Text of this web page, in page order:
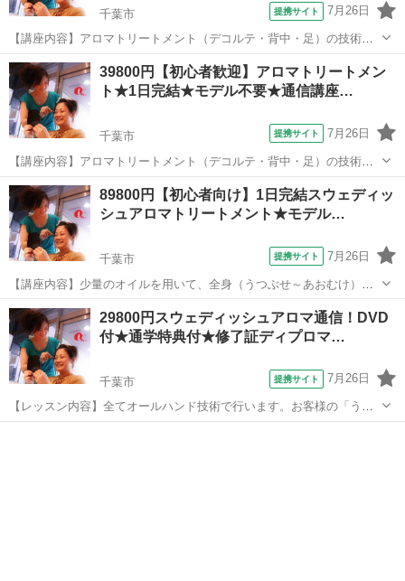
千葉市 提携サイト 7月26日
【講座内容】アロマトリートメント（デコルテ・背中・足）の技術を1
日完結３時間マンツーマンレッスンで学習できます。実技中心です
が、トラブル回避の為、学科も行います。モデルさん不要なので、お
一人の方もお気軽にお越し下さい。修了証...
千葉 千葉市 アロマ
39800円【初心者歓迎】アロマトリートメン
ト★1日完結★モデル不要★通信講座…
千葉市 提携サイト 7月26日
【講座内容】アロマトリートメント（デコルテ・背中・足）の技術を1
日完結３時間マンツーマンレッスンで学習できます。実技中心です
が、トラブル回避の為、学科も行います。モデルさん不要なので、お
一人の方もお気軽にお越し下さい。修了証...
千葉 千葉市 アロマ
89800円【初心者向け】1日完結スウェディッ
シュアロマトリートメント★モデル…
千葉市 提携サイト 7月26日
【講座内容】少量のオイルを用いて、全身（うつぶせ～あおむけ）の
技術を1日完結７時間程度で、マンツーマンレッスンで学習できます。
実技中心ですが、トラブル回避の為、学科も行います。お一人の方も
お気軽にお越し下さい。修了証ディプロ...
千葉 千葉市 アロマ
29800円スウェディッシュアロマ通信！DVD
付★通学特典付★修了証ディプロマ…
千葉市 提携サイト 7月26日
【レッスン内容】全てオールハンド技術で行います。お客様の「うつ
ぶせ」と「あお向け」の両方の技術になります。足～首（一部頭部含